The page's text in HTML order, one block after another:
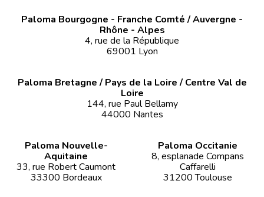
Paloma Bourgogne - Franche Comté / Auvergne -
Rhône - Alpes
4, rue de la République
69001 Lyon
Paloma Bretagne / Pays de la Loire / Centre Val de
Loire
144, rue Paul Bellamy
44000 Nantes
Paloma Nouvelle-
Aquitaine
33, rue Robert Caumont
33300 Bordeaux
Paloma Occitanie
8, esplanade Compans
Caffarelli
31200 Toulouse